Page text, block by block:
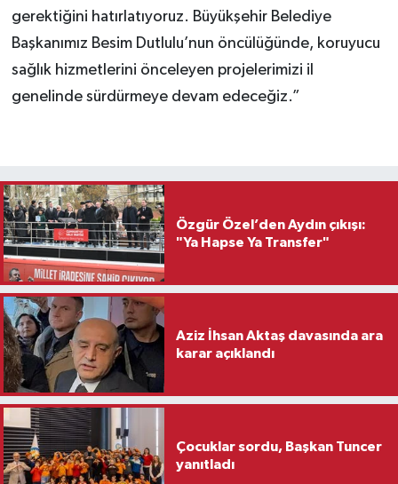
gerektiğini hatırlatıyoruz. Büyükşehir Belediye
Başkanımız Besim Dutlulu’nun öncülüğünde, koruyucu
sağlık hizmetlerini önceleyen projelerimizi il
genelinde sürdürmeye devam edeceğiz.”
Özgür Özel’den Aydın çıkışı:
"Ya Hapse Ya Transfer"
Aziz İhsan Aktaş davasında ara
karar açıklandı
Çocuklar sordu, Başkan Tuncer
yanıtladı